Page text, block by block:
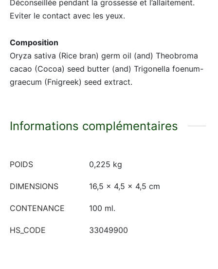
Déconseillée pendant la grossesse et l’allaitement.
Eviter le contact avec les yeux.
Composition
Oryza sativa (Rice bran) germ oil (and) Theobroma
cacao (Cocoa) seed butter (and) Trigonella foenum-
graecum (Fnigreek) seed extract.
Informations complémentaires
POIDS 0,225 kg
DIMENSIONS 16,5 × 4,5 × 4,5 cm
CONTENANCE 100 ml.
HS_CODE 33049900